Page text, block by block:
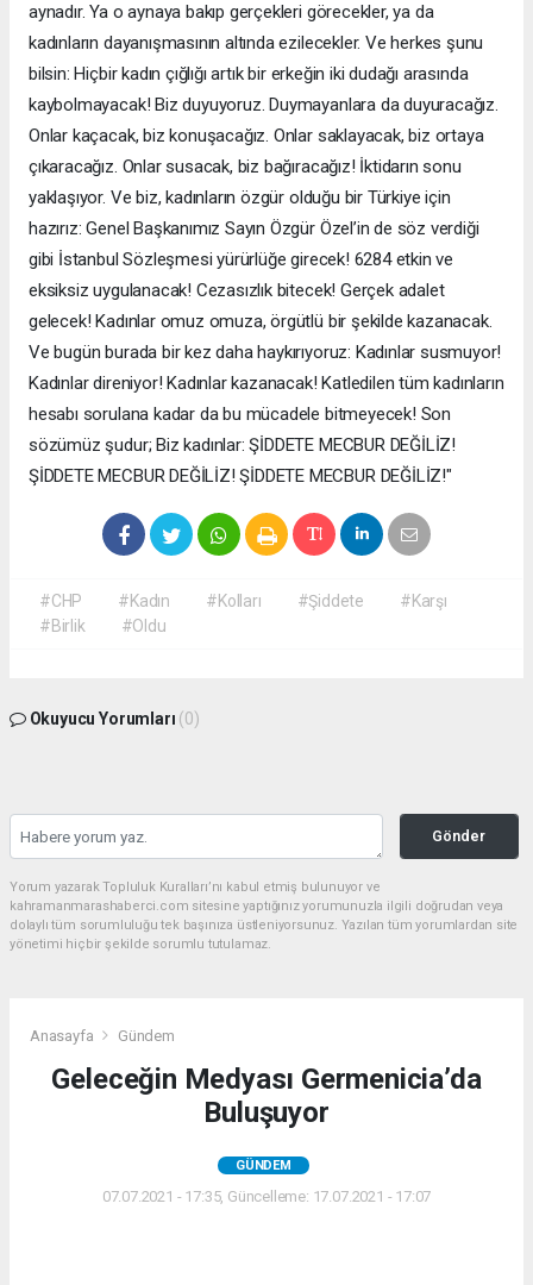
aynadır. Ya o aynaya bakıp gerçekleri görecekler, ya da
kadınların dayanışmasının altında ezilecekler. Ve herkes şunu
bilsin: Hiçbir kadın çığlığı artık bir erkeğin iki dudağı arasında
kaybolmayacak! Biz duyuyoruz. Duymayanlara da duyuracağız.
Onlar kaçacak, biz konuşacağız. Onlar saklayacak, biz ortaya
çıkaracağız. Onlar susacak, biz bağıracağız! İktidarın sonu
yaklaşıyor. Ve biz, kadınların özgür olduğu bir Türkiye için
hazırız: Genel Başkanımız Sayın Özgür Özel’in de söz verdiği
gibi İstanbul Sözleşmesi yürürlüğe girecek! 6284 etkin ve
eksiksiz uygulanacak! Cezasızlık bitecek! Gerçek adalet
gelecek! Kadınlar omuz omuza, örgütlü bir şekilde kazanacak.
Ve bugün burada bir kez daha haykırıyoruz: Kadınlar susmuyor!
Kadınlar direniyor! Kadınlar kazanacak! Katledilen tüm kadınların
hesabı sorulana kadar da bu mücadele bitmeyecek! Son
sözümüz şudur; Biz kadınlar: ŞİDDETE MECBUR DEĞİLİZ!
ŞİDDETE MECBUR DEĞİLİZ! ŞİDDETE MECBUR DEĞİLİZ!"
#CHP #Kadın #Kolları #Şiddete
#Karşı
#Birlik
#Oldu
Okuyucu Yorumları (0)
Gönder
Yorum yazarak Topluluk Kuralları’nı kabul etmiş bulunuyor ve
kahramanmarashaberci.com sitesine yaptığınız yorumunuzla ilgili doğrudan veya
dolaylı tüm sorumluluğu tek başınıza üstleniyorsunuz. Yazılan tüm yorumlardan site
yönetimi hiçbir şekilde sorumlu tutulamaz.
Anasayfa Gündem
Geleceğin Medyası Germenicia’da
Buluşuyor
GÜNDEM
07.07.2021 - 17:35, Güncelleme: 17.07.2021 - 17:07